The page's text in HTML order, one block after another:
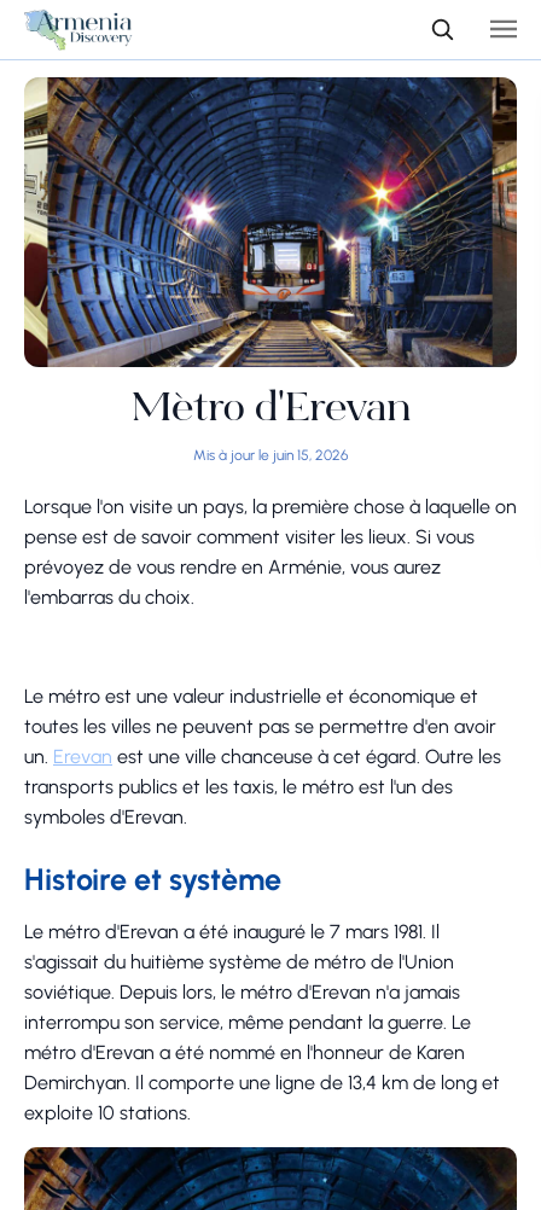
Métro d'Erevan
Mis à jour le juin 15, 2026
Lorsque l'on visite un pays, la première chose à laquelle on
pense est de savoir comment visiter les lieux. Si vous
prévoyez de vous rendre en Arménie, vous aurez
l'embarras du choix.
Le métro est une valeur industrielle et économique et
toutes les villes ne peuvent pas se permettre d'en avoir
un. Erevan est une ville chanceuse à cet égard. Outre les
transports publics et les taxis, le métro est l'un des
symboles d'Erevan.
Histoire et système
Le métro d'Erevan a été inauguré le 7 mars 1981. Il
s'agissait du huitième système de métro de l'Union
soviétique. Depuis lors, le métro d'Erevan n'a jamais
interrompu son service, même pendant la guerre. Le
métro d'Erevan a été nommé en l'honneur de Karen
Demirchyan. Il comporte une ligne de 13,4 km de long et
exploite 10 stations.